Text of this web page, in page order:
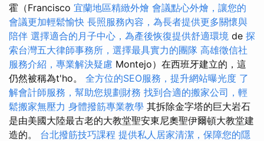
霍（Francisco 宜蘭地區精緻外燴 會議點心外燴，讓您的
會議更加輕鬆愉快 長照服務內容，為長者提供更多關懷與
陪伴 選擇適合的月子中心，為產後恢復提供舒適環境 de 探
索台灣五大律師事務所，選擇最具實力的團隊 高雄徵信社
服務介紹，專業解決疑慮 Montejo）在西班牙建立的，這
仍然被稱為t'ho。 全方位的SEO服務，提升網站曝光度 了
解會計師服務，幫助您規劃財務 找到合適的搬家公司，輕
鬆搬家無壓力 身體撥筋專業教學 其拆除金字塔的巨大岩石
是由美國大陸最古老的大教堂聖安東尼奧聖伊爾頓大教堂建
造的​​。 台北撥筋技巧課程 提供私人居家清潔，保障您的隱